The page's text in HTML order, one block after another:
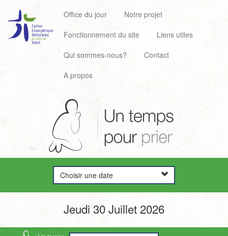
Office du jour
Notre projet
Fonctionnement du site
Liens utiles
Qui sommes-nous?
Contact
A propos
Choisir une date
Jeudi 30 Juillet 2026